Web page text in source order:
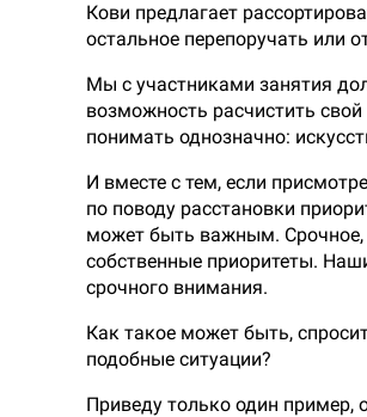
Кови предлагает
остальное перепоручать или
Мы с участниками занятия
возможность расчистить
понимать однозначно:
И вместе с тем, если
по поводу расстановки
может быть важным. Срочное,
собственные приоритеты.
срочного внимания.
Как такое может быть,
подобные ситуации?
Приведу только один пример,